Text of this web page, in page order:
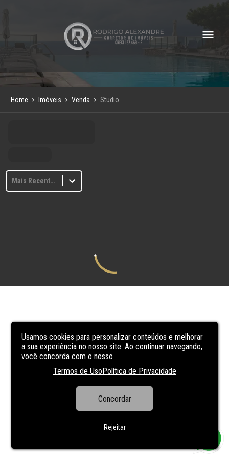
Usamos cookies para personalizar conteúdos e melhorar
a sua experiência no nosso site. Ao continuar navegando,
você concorda com o nosso
Termos de UsoPolítica de Privacidade
Concordar
Rejeitar
Home Imóveis Venda Studio
Mais Recentes